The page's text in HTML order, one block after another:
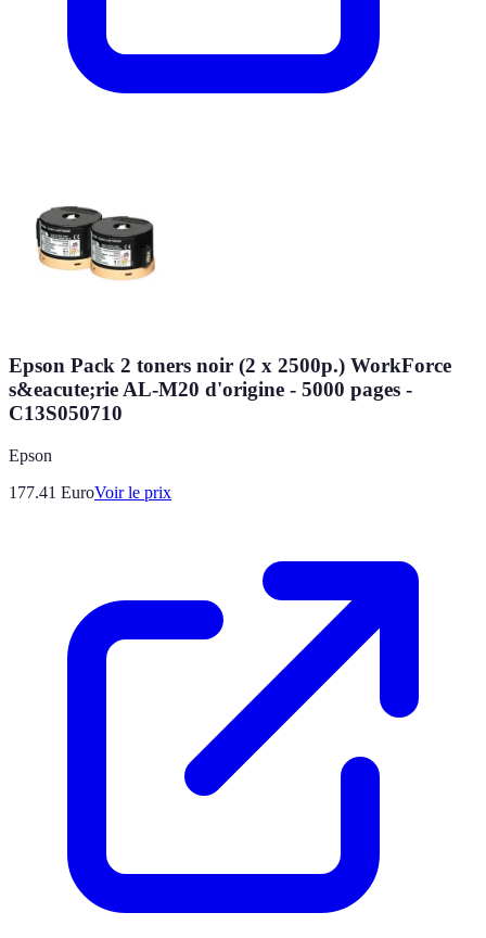
Epson Pack 2 toners noir (2 x 2500p.) WorkForce
s&eacute;rie AL-M20 d'origine - 5000 pages -
C13S050710
Epson
177.41 EuroVoir le prix